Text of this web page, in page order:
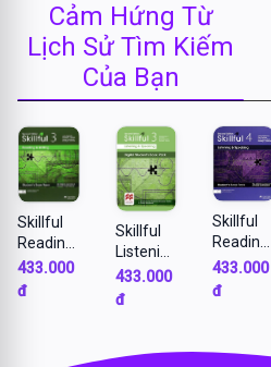
Cảm Hứng Từ
Lịch Sử Tìm Kiếm
Của Bạn
Skillful
Reading
and
Writing -
433.000
đ
Skillful
Listening
and
Speakin
(WB
433.000
đ
Skillful
Reading
and
Writing -
433.000
đ